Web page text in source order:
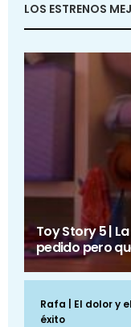
LOS ESTRENOS
Toy Story 5 |
pedido pero
Rafa | El dolor y
éxito